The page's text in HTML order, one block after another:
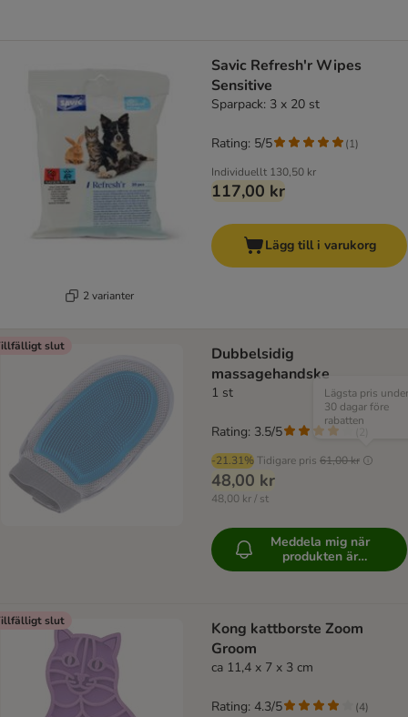
2 varianter
Savic Refresh'r Wipes
Sensitive
Sparpack: 3 x 20 st
Individuellt 130,50 kr
117,00 kr
Rating: 5/5 (1)
Lägg till i varukorg
slut
Dubbelsidig
massagehandske
1 st
-21.31% Tidigare pris 61,00 kr
Lägsta pris under
30 dagar före
rabatten
48,00 kr
48,00 kr / st
Rating: 3.5/5
Meddela mig när
produkten är
tillgänglig
slut
Kong kattborste Zoom
Groom
ca 11,4 x 7 x 3 cm
Rating: 4.3/5 (4)